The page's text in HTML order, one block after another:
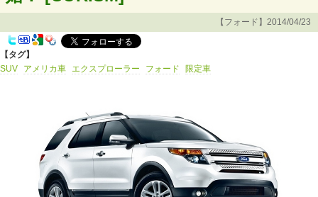
【フォード】2014/04/23
【タグ】
SUV
アメリカ車 エクスプローラー フォード 限定車